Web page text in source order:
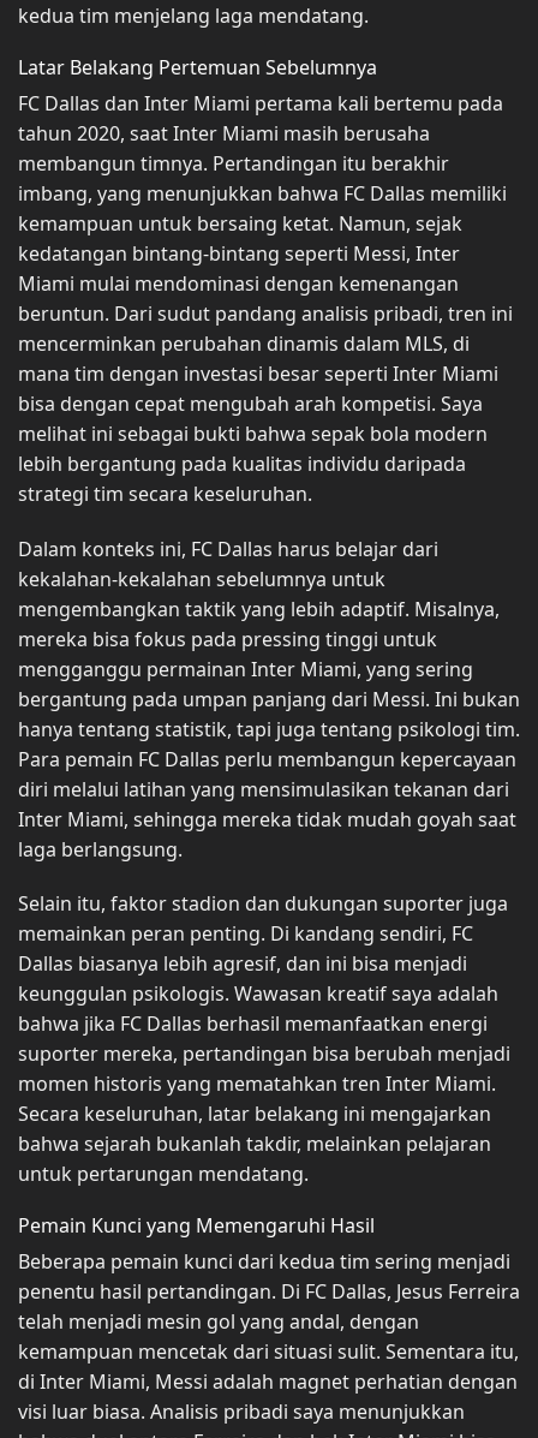
kedua tim menjelang laga mendatang.
Latar Belakang Pertemuan Sebelumnya
FC Dallas dan Inter Miami pertama kali bertemu pada
tahun 2020, saat Inter Miami masih berusaha
membangun timnya. Pertandingan itu berakhir
imbang, yang menunjukkan bahwa FC Dallas memiliki
kemampuan untuk bersaing ketat. Namun, sejak
kedatangan bintang-bintang seperti Messi, Inter
Miami mulai mendominasi dengan kemenangan
beruntun. Dari sudut pandang analisis pribadi, tren ini
mencerminkan perubahan dinamis dalam MLS, di
mana tim dengan investasi besar seperti Inter Miami
bisa dengan cepat mengubah arah kompetisi. Saya
melihat ini sebagai bukti bahwa sepak bola modern
lebih bergantung pada kualitas individu daripada
strategi tim secara keseluruhan.
Dalam konteks ini, FC Dallas harus belajar dari
kekalahan-kekalahan sebelumnya untuk
mengembangkan taktik yang lebih adaptif. Misalnya,
mereka bisa fokus pada pressing tinggi untuk
mengganggu permainan Inter Miami, yang sering
bergantung pada umpan panjang dari Messi. Ini bukan
hanya tentang statistik, tapi juga tentang psikologi tim.
Para pemain FC Dallas perlu membangun kepercayaan
diri melalui latihan yang mensimulasikan tekanan dari
Inter Miami, sehingga mereka tidak mudah goyah saat
laga berlangsung.
Selain itu, faktor stadion dan dukungan suporter juga
memainkan peran penting. Di kandang sendiri, FC
Dallas biasanya lebih agresif, dan ini bisa menjadi
keunggulan psikologis. Wawasan kreatif saya adalah
bahwa jika FC Dallas berhasil memanfaatkan energi
suporter mereka, pertandingan bisa berubah menjadi
momen historis yang mematahkan tren Inter Miami.
Secara keseluruhan, latar belakang ini mengajarkan
bahwa sejarah bukanlah takdir, melainkan pelajaran
untuk pertarungan mendatang.
Pemain Kunci yang Memengaruhi Hasil
Beberapa pemain kunci dari kedua tim sering menjadi
penentu hasil pertandingan. Di FC Dallas, Jesus Ferreira
telah menjadi mesin gol yang andal, dengan
kemampuan mencetak dari situasi sulit. Sementara itu,
di Inter Miami, Messi adalah magnet perhatian dengan
visi luar biasa. Analisis pribadi saya menunjukkan